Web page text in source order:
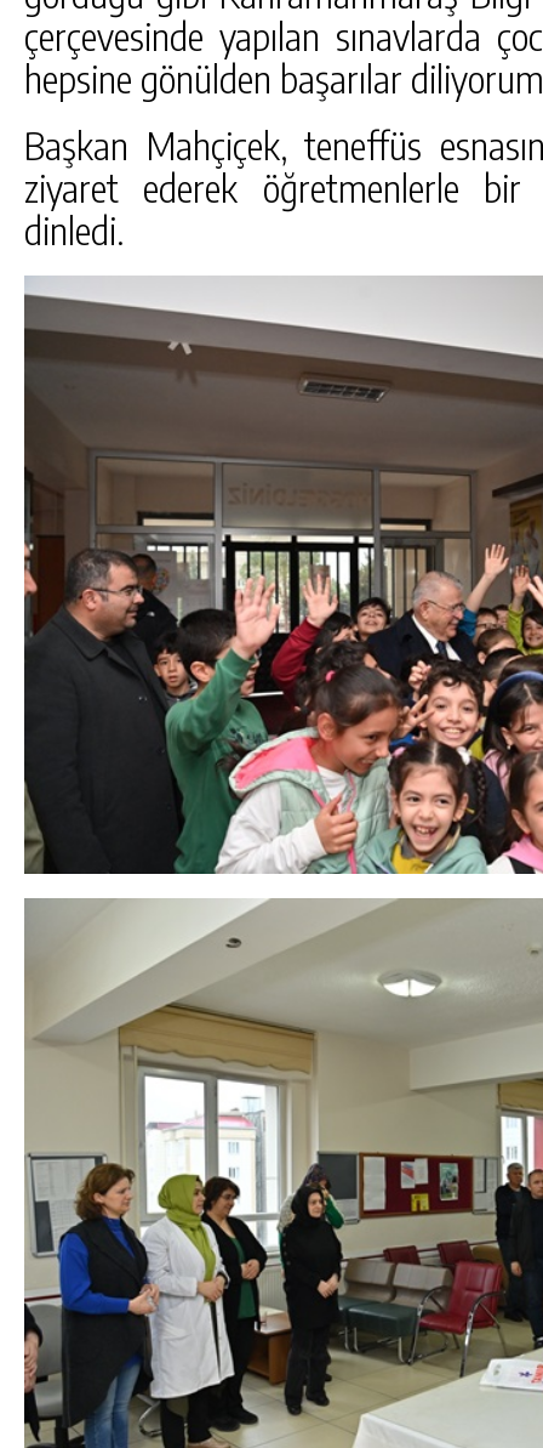
çerçevesinde yapılan sınavlarda
hepsine gönülden başarılar
Başkan Mahçiçek, teneffüs
ziyaret ederek öğretmenlerle bir
dinledi.